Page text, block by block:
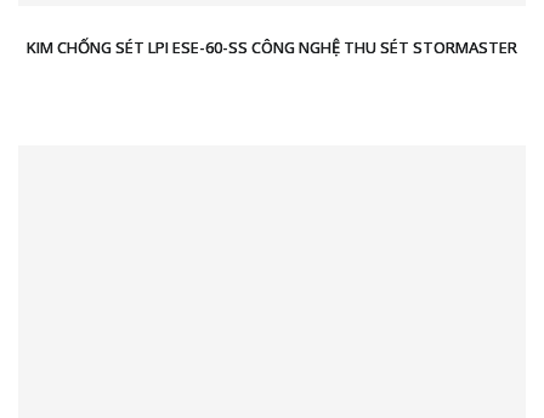
KIM CHỐNG SÉT LPI ESE-60-SS CÔNG NGHỆ THU SÉT STORMASTER